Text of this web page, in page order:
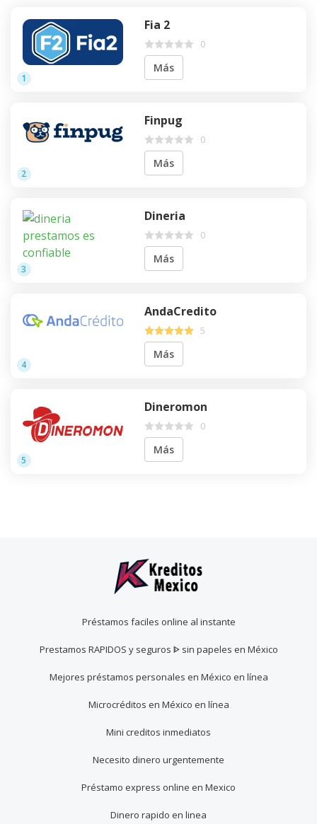
1
Fia 2
0
Más
2
Finpug
0
Más
3
Dineria
0
Más
4
AndaCredito
5
Más
5
Dineromon
0
Más
Préstamos faciles online al instante
Prestamos RAPIDOS y seguros ᐈ sin papeles en México
Mejores préstamos personales en México en línea
Microcréditos en México en línea
Mini creditos inmediatos
Necesito dinero urgentemente
Préstamo express online en Mexico
Dinero rapido en linea